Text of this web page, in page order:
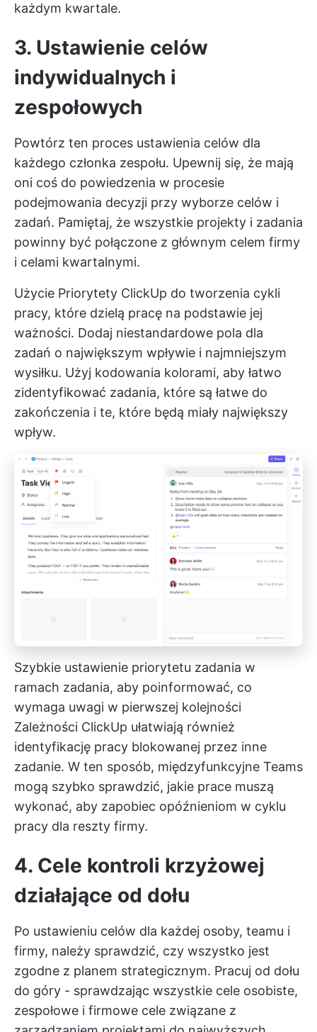
każdym kwartale.
3. Ustawienie celów
indywidualnych i
zespołowych
Powtórz ten proces ustawienia celów dla
każdego członka zespołu. Upewnij się, że mają
oni coś do powiedzenia w procesie
podejmowania decyzji przy wyborze celów i
zadań. Pamiętaj, że wszystkie projekty i zadania
powinny być połączone z głównym celem firmy
i celami kwartalnymi.
Użycie Priorytety ClickUp do tworzenia cykli
pracy, które dzielą pracę na podstawie jej
ważności. Dodaj niestandardowe pola dla
zadań o największym wpływie i najmniejszym
wysiłku. Użyj kodowania kolorami, aby łatwo
zidentyfikować zadania, które są łatwe do
zakończenia i te, które będą miały największy
wpływ.
Szybkie ustawienie priorytetu zadania w
ramach zadania, aby poinformować, co
wymaga uwagi w pierwszej kolejności
Zależności ClickUp ułatwiają również
identyfikację pracy blokowanej przez inne
zadanie. W ten sposób, międzyfunkcyjne Teams
mogą szybko sprawdzić, jakie prace muszą
wykonać, aby zapobiec opóźnieniom w cyklu
pracy dla reszty firmy.
4. Cele kontroli krzyżowej
działające od dołu
Po ustawieniu celów dla każdej osoby, teamu i
firmy, należy sprawdzić, czy wszystko jest
zgodne z planem strategicznym. Pracuj od dołu
do góry - sprawdzając wszystkie cele osobiste,
zespołowe i firmowe cele związane z